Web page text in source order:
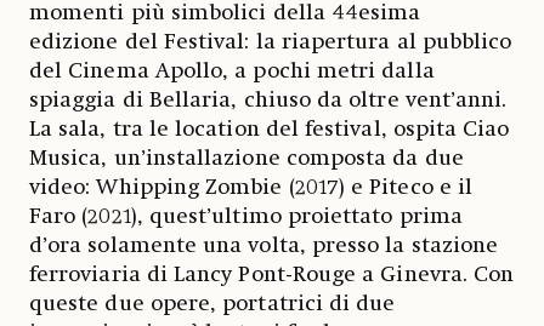
momenti più simbolici della 44esima
edizione del Festival: la riapertura al pubblico
del Cinema Apollo, a pochi metri dalla
spiaggia di Bellaria, chiuso da oltre vent’anni.
La sala, tra le location del festival, ospita Ciao
Musica, un’installazione composta da due
video: Whipping Zombie (2017) e Piteco e il
Faro (2021), quest’ultimo proiettato prima
d’ora solamente una volta, presso la stazione
ferroviaria di Lancy Pont-Rouge a Ginevra. Con
queste due opere, portatrici di due